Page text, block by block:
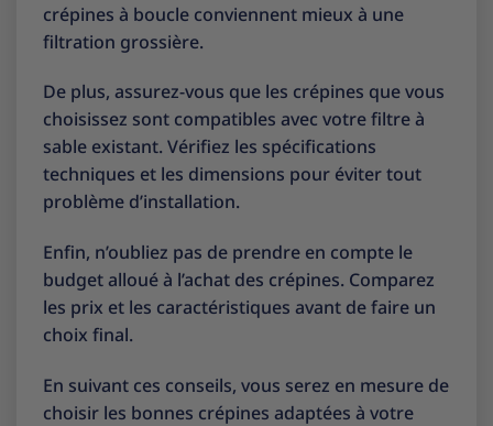
crépines à boucle conviennent mieux à une
filtration grossière.
De plus, assurez-vous que les crépines que vous
choisissez sont compatibles avec votre filtre à
sable existant. Vérifiez les spécifications
techniques et les dimensions pour éviter tout
problème d’installation.
Enfin, n’oubliez pas de prendre en compte le
budget alloué à l’achat des crépines. Comparez
les prix et les caractéristiques avant de faire un
choix final.
En suivant ces conseils, vous serez en mesure de
choisir les bonnes crépines adaptées à votre